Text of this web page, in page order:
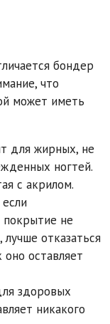
бондер
что
может иметь
для жирных, не
ногтей.
с акрилом.
покрытие не
отказаться
оставляет
здоровых
никакого